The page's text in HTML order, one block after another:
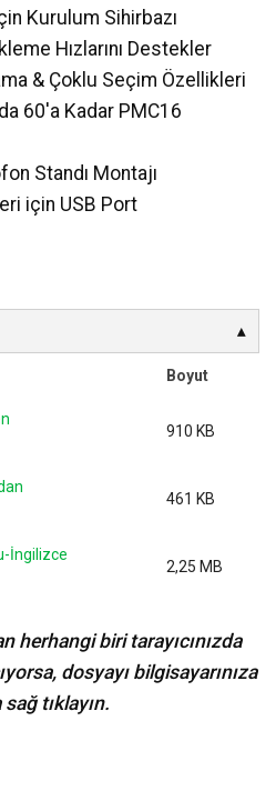
Kurulum Sihirbazı
Hızlarını Destekler
& Çoklu Seçim Özellikleri
60'a Kadar PMC16
Standı Montajı
için USB Port
Boyut
910 KB
461 KB
İngilizce
2,25 MB
herhangi biri tarayıcınızda
dosyayı bilgisayarınıza
tıklayın.